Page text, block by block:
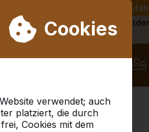
Bitte berücksichtigen Sie
Cookies
verwendet; auch
platziert, die durch
Cookies mit dem